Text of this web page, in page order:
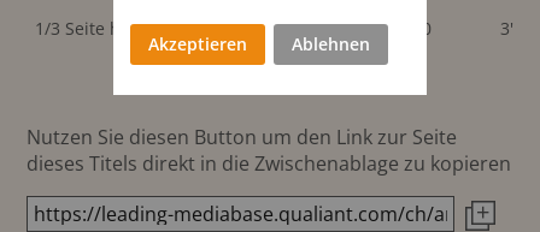
1/3 Seite hoch
mm
75x285 mm 3'200
Nutzen Sie diesen Button um den Link zur Seite
dieses Titels direkt in die Zwischenablage zu kopieren
Akzeptieren Ablehnen